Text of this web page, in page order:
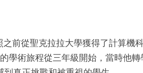
前從聖克拉拉大學獲得了計算機
學術旅程從三年級開始，當時他轉